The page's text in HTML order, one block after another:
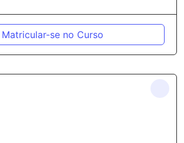
Matricular-se no Curso